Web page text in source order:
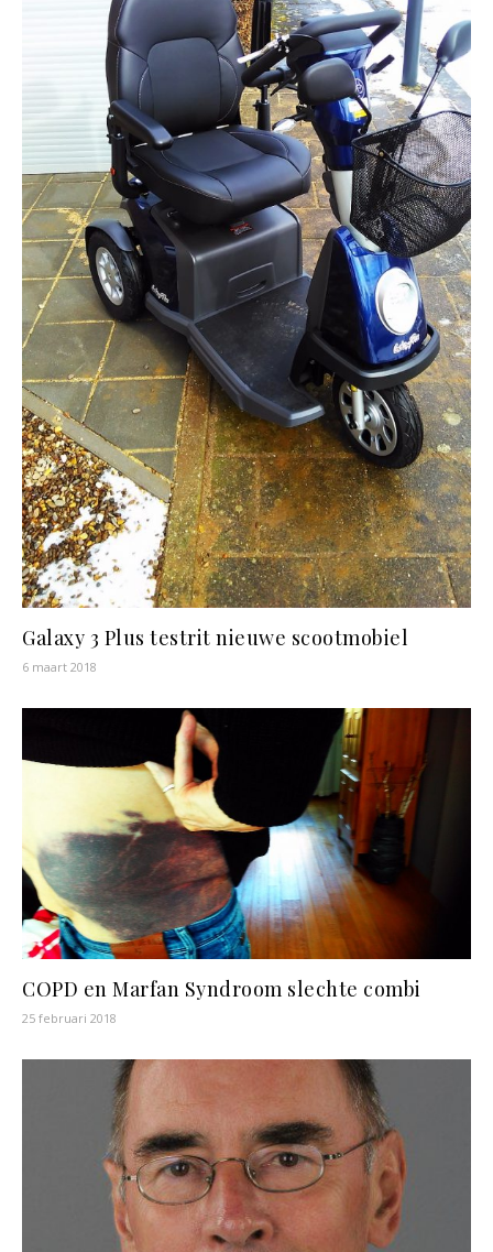
Galaxy 3 Plus testrit nieuwe scootmobiel
6 maart 2018
COPD en Marfan Syndroom slechte combi
25 februari 2018